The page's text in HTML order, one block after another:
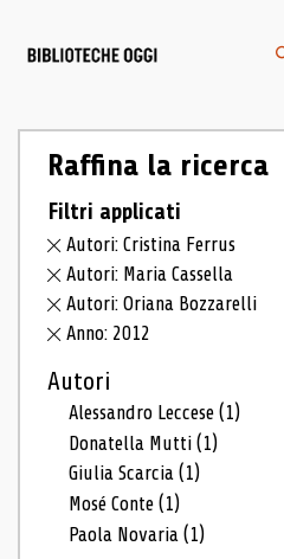
Raffina la ricerca
Filtri applicati
Autori: Cristina Ferrus
Autori: Maria Cassella
Autori: Oriana Bozzarelli
Anno: 2012
Autori
Alessandro Leccese(1)
Donatella Mutti(1)
Giulia Scarcia(1)
Mosé Conte(1)
Paola Novaria(1)